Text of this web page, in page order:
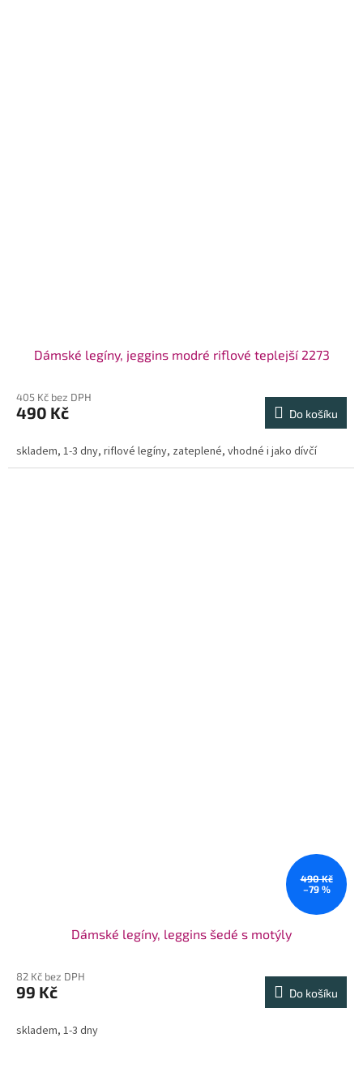
Dámské legíny, jeggins modré riflové teplejší 2273
405 Kč bez DPH
490 Kč Do košíku
skladem, 1-3 dny, riflové legíny, zateplené, vhodné i jako dívčí
490 Kč
–79 %
Dámské legíny, leggins šedé s motýly
82 Kč bez DPH
99 Kč Do košíku
skladem, 1-3 dny